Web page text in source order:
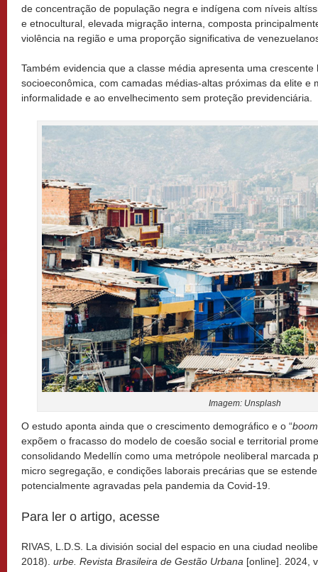
de concentração de população negra e indígena com níveis
e etnocultural, elevada migração interna, composta
violência na região e uma proporção significativa de
Também evidencia que a classe média apresenta uma crescente
socioeconômica, com camadas médias-altas próximas da elite e
informalidade e ao envelhecimento sem proteção previdenciária.
Imagem: Unsplash
O estudo aponta ainda que o crescimento demográfico e o “boom
expõem o fracasso do modelo de coesão social e territorial
consolidando Medellín como uma metrópole neoliberal marcada
micro segregação, e condições laborais precárias que se
potencialmente agravadas pela pandemia da Covid-19.
Para ler o artigo, acesse
RIVAS, L.D.S. La división social del espacio en una ciudad
2018). urbe. Revista Brasileira de Gestão Urbana [online]. 2024,